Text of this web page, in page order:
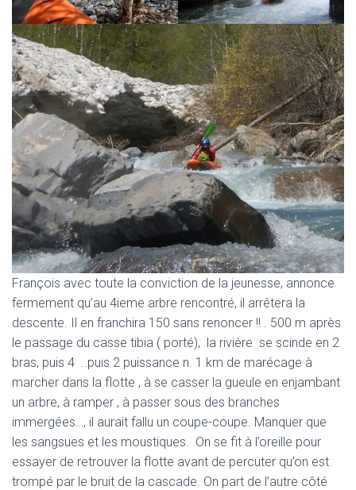
François avec toute la conviction de la jeunesse, annonce
fermement qu’au 4ieme arbre rencontré, il arrêtera la
descente. Il en franchira 150 sans renoncer !! . 500 m après
le passage du casse tibia ( porté), la rivière se scinde en 2
bras, puis 4 ..puis 2 puissance n. 1 km de marécage à
marcher dans la flotte , à se casser la gueule en enjambant
un arbre, à ramper , à passer sous des branches
immergées…, il aurait fallu un coupe-coupe. Manquer que
les sangsues et les moustiques. On se fit à l’oreille pour
essayer de retrouver la flotte avant de percuter qu’on est
trompé par le bruit de la cascade. On part de l’autre côté